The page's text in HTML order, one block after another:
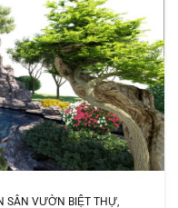
SÂN VƯỜN BIỆT THỰ